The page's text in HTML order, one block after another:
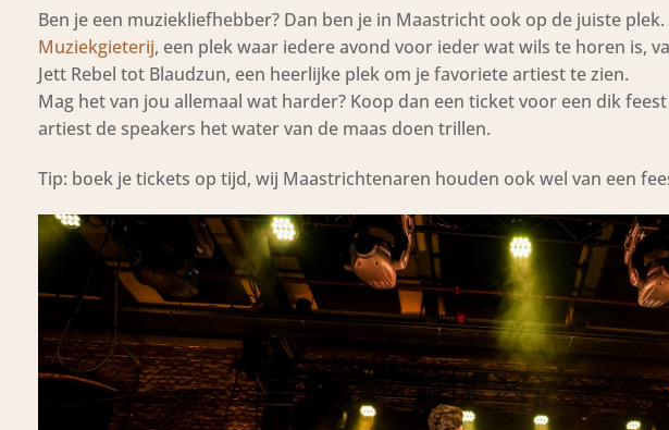
Ben je een muziekliefhebber? Dan ben je in Maastricht ook op de juiste
Muziekgieterij, een plek waar iedere avond voor ieder wat wils te horen is,
Jett Rebel tot Blaudzun, een heerlijke plek om je favoriete artiest te zien.
Mag het van jou allemaal wat harder? Koop dan een ticket voor een dik
artiest de speakers het water van de maas doen trillen.
Tip: boek je tickets op tijd, wij Maastrichtenaren houden ook wel van een